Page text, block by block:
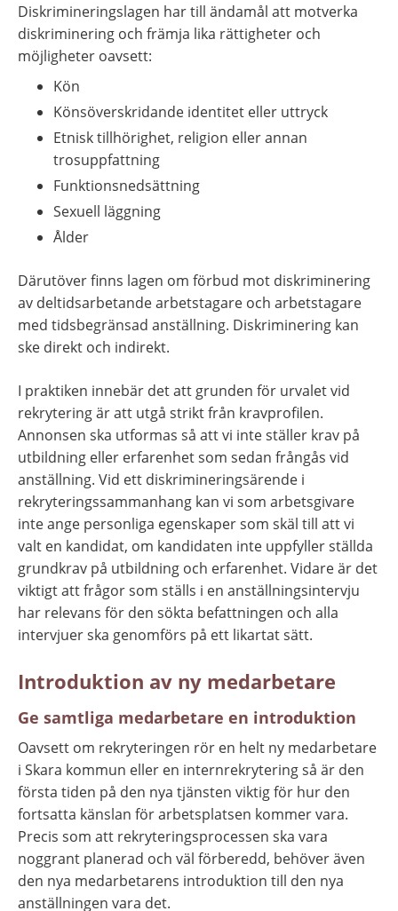
Diskrimineringslagen har till ändamål att motverka
diskriminering och främja lika rättigheter och
möjligheter oavsett:
Kön
Könsöverskridande identitet eller uttryck
Etnisk tillhörighet, religion eller annan
trosuppfattning
Funktionsnedsättning
Sexuell läggning
Ålder
Därutöver finns lagen om förbud mot diskriminering
av deltidsarbetande arbetstagare och arbetstagare
med tidsbegränsad anställning. Diskriminering kan
ske direkt och indirekt.
I praktiken innebär det att grunden för urvalet vid
rekrytering är att utgå strikt från kravprofilen.
Annonsen ska utformas så att vi inte ställer krav på
utbildning eller erfarenhet som sedan frångås vid
anställning. Vid ett diskrimineringsärende i
rekryteringssammanhang kan vi som arbetsgivare
inte ange personliga egenskaper som skäl till att vi
valt en kandidat, om kandidaten inte uppfyller ställda
grundkrav på utbildning och erfarenhet. Vidare är det
viktigt att frågor som ställs i en anställningsintervju
har relevans för den sökta befattningen och alla
intervjuer ska genomförs på ett likartat sätt.
Introduktion av ny medarbetare
Ge samtliga medarbetare en introduktion
Oavsett om rekryteringen rör en helt ny medarbetare
i Skara kommun eller en internrekrytering så är den
första tiden på den nya tjänsten viktig för hur den
fortsatta känslan för arbetsplatsen kommer vara.
Precis som att rekryteringsprocessen ska vara
noggrant planerad och väl förberedd, behöver även
den nya medarbetarens introduktion till den nya
anställningen vara det.